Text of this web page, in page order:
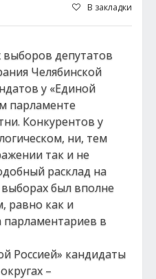
В закладки
депутатов
Челябинской
у «Единой
парламенте
Конкурентов у
ни, тем
так и не
расклад на
был вполне
равно как и
парламентариев в
Россией» кандидаты
–